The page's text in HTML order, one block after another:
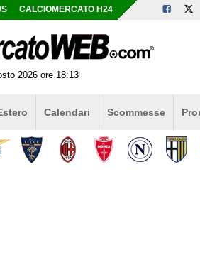
CALCIOMERCATO H24
2026 ore 18:13
Calendari Scommesse